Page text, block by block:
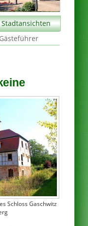
Stadtansichten
Schloss Gaschwitz